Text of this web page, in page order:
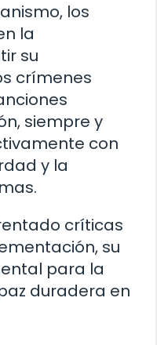
los
la
su
crímenes
siempre y
con
y la
críticas
su
para la
duradera en